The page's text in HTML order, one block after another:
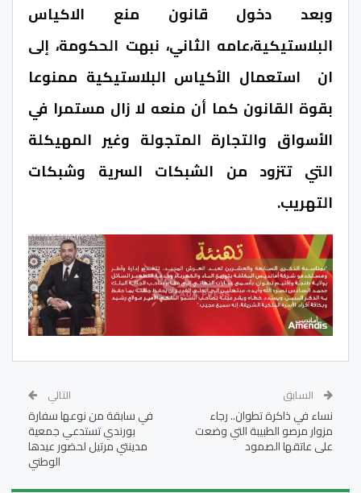
وبعد دخول قانون منع الاكياس
البلاستيكية،عامه الثاني، نبهت الحكومة، إلى
ان استعمال الأكياس البلاستيكية ممنوعا
بقوة القانون كما أن منعه لا زال مستمرا في
الأسواق والتجارة المتجولة وغير المهيكلة
التي تتزود من الشبكات السرية وشبكات
التهريب.
السابق
نساء في ذاكرة تطوان.. رجاء
مزوار مرصو الطبيبة التي وضعت
على عاتقها الصمود
التالي
في سابقة من نوعها سفارة
بورندي تستدعي جمعية
مدينتي مرتيل لحضور عيدها
الوطني